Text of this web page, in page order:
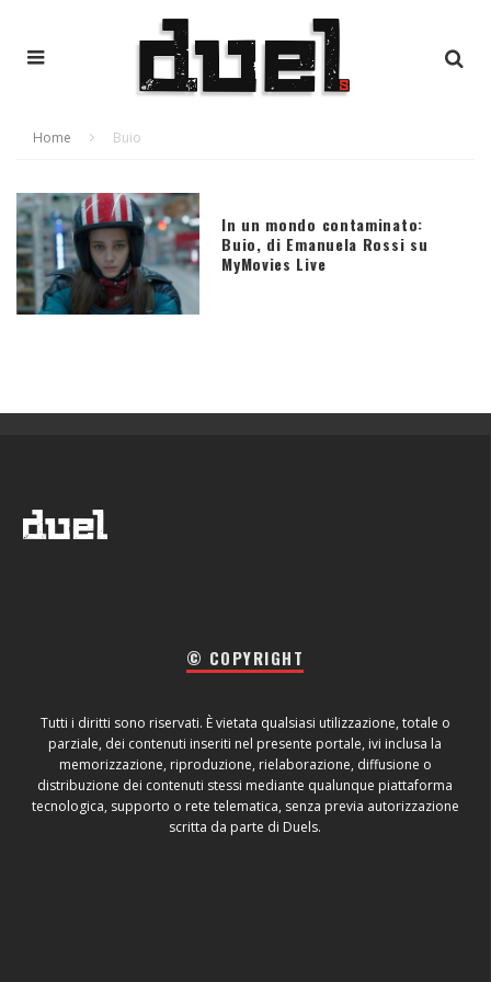
Home Buio
In un mondo contaminato:
Buio, di Emanuela Rossi su
MyMovies Live
© COPYRIGHT
Tutti i diritti sono riservati. È vietata qualsiasi utilizzazione, totale o
parziale, dei contenuti inseriti nel presente portale, ivi inclusa la
memorizzazione, riproduzione, rielaborazione, diffusione o
distribuzione dei contenuti stessi mediante qualunque piattaforma
tecnologica, supporto o rete telematica, senza previa autorizzazione
scritta da parte di Duels.